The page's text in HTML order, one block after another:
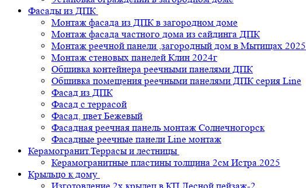
Фасады из ДПК
Монтаж фасада из ДПК в загородном доме
Монтаж фасада частного дома из сайдинга ДПК
Монтаж реечной панели ,загородный дом в Мытищах 2025
Монтаж стеновых панелей Клин 2024г
Обшивка контейнера реечными панелями ДПК
Обшивка помещения реечными панелями ДПК серия Line
Фасад из ДПК
Фасад с террасой
Фасад, цвет Бежевый
Фасадная реечная панель монтаж Солнечногорск
Фасадные реечные панели Line монтаж
Керамогранит.Террасы и лестницы
Керамогранитные пластины толщина 2см Истра.2025
Крыльцо к дому